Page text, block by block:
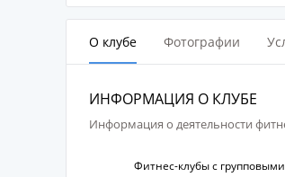
О клубе Фотографии
ИНФОРМАЦИЯ О КЛУБЕ
Информация о деятельности
Фитнес-клубы с